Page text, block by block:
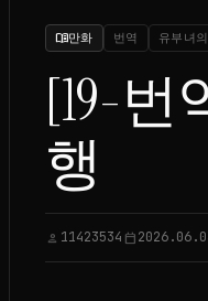
menu_book만화 번역 유부녀의
[19-
행
person 11423534 calendar_today